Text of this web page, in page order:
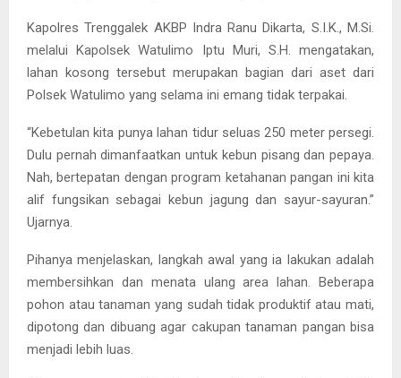
Kapolres Trenggalek AKBP Indra Ranu Dikarta, S.I.K., M.Si.
melalui Kapolsek Watulimo Iptu Muri, S.H. mengatakan,
lahan kosong tersebut merupakan bagian dari aset dari
Polsek Watulimo yang selama ini emang tidak terpakai.
“Kebetulan kita punya lahan tidur seluas 250 meter persegi.
Dulu pernah dimanfaatkan untuk kebun pisang dan pepaya.
Nah, bertepatan dengan program ketahanan pangan ini kita
alif fungsikan sebagai kebun jagung dan sayur-sayuran.”
Ujarnya.
Pihanya menjelaskan, langkah awal yang ia lakukan adalah
membersihkan dan menata ulang area lahan. Beberapa
pohon atau tanaman yang sudah tidak produktif atau mati,
dipotong dan dibuang agar cakupan tanaman pangan bisa
menjadi lebih luas.